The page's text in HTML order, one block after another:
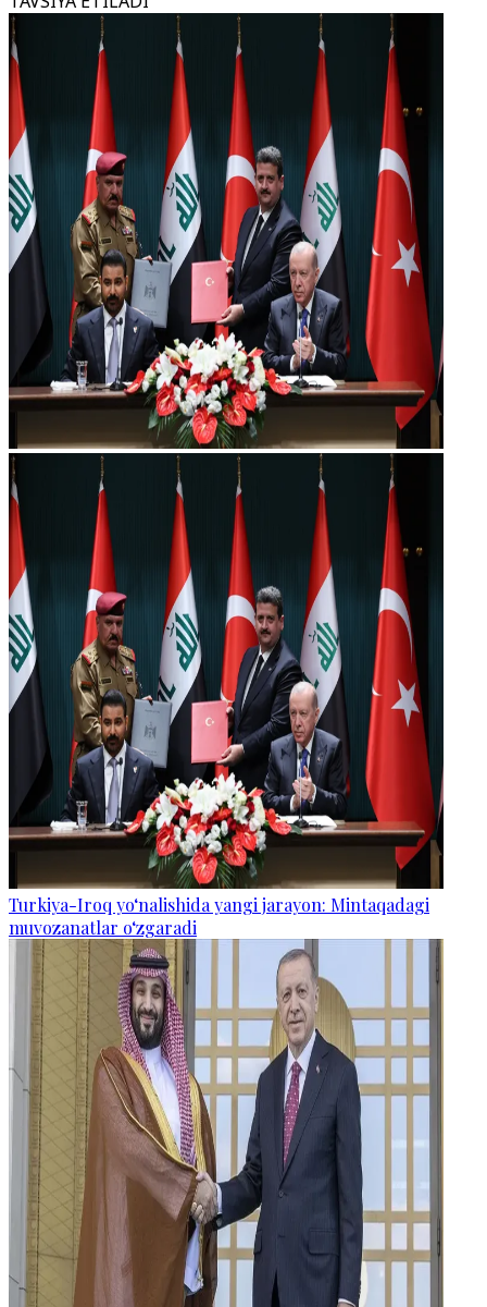
Turkiya-Iroq yo‘nalishida yangi jarayon: Mintaqadagi
muvozanatlar o‘zgaradi